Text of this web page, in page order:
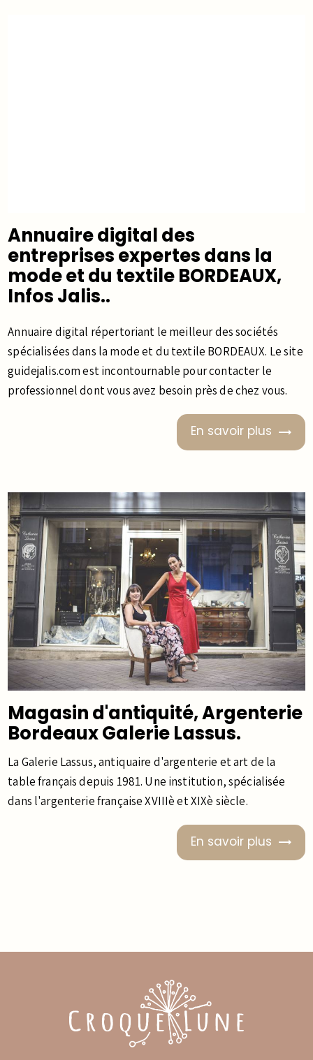
Annuaire digital des
entreprises expertes dans la
mode et du textile BORDEAUX,
Infos Jalis..
Annuaire digital répertoriant le meilleur des sociétés
spécialisées dans la mode et du textile BORDEAUX. Le site
guidejalis.com est incontournable pour contacter le
professionnel dont vous avez besoin près de chez vous.
En savoir plus
Magasin d'antiquité, Argenterie
Bordeaux Galerie Lassus.
La Galerie Lassus, antiquaire d'argenterie et art de la
table français depuis 1981. Une institution, spécialisée
dans l'argenterie française XVIIIè et XIXè siècle.
En savoir plus